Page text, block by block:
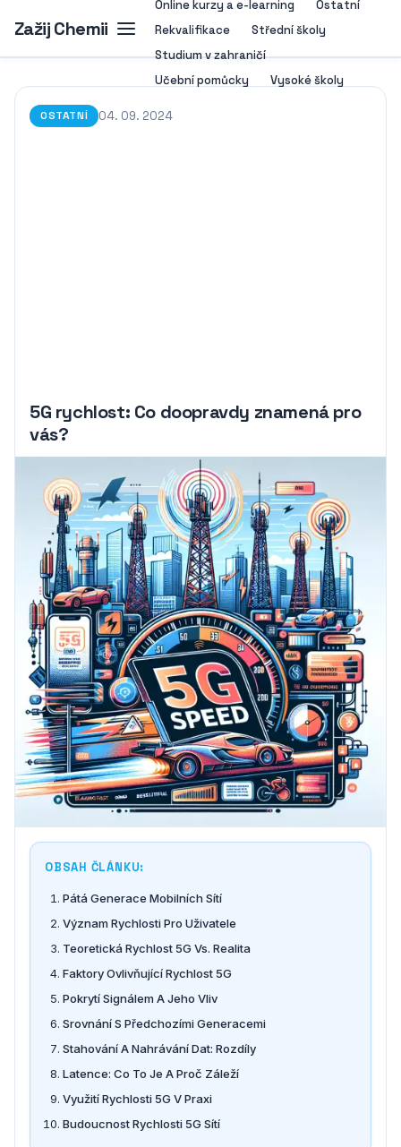
Zažij Chemii
Online kurzy a e-learning
Ostatní
Rekvalifikace
Střední školy
Studium v zahraničí
Učební pomůcky
Vysoké školy
OSTATNÍ 04. 09. 2024
5G rychlost: Co doopravdy znamená pro
vás?
OBSAH ČLÁNKU:
Pátá Generace Mobilních Sítí
Význam Rychlosti Pro Uživatele
Teoretická Rychlost 5G Vs. Realita
Faktory Ovlivňující Rychlost 5G
Pokrytí Signálem A Jeho Vliv
Srovnání S Předchozími Generacemi
Stahování A Nahrávání Dat: Rozdíly
Latence: Co To Je A Proč Záleží
Využití Rychlosti 5G V Praxi
Budoucnost Rychlosti 5G Sítí